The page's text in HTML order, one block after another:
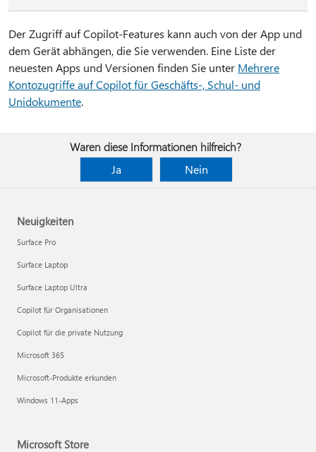
Der Zugriff auf Copilot-Features kann auch von der App und
dem Gerät abhängen, die Sie verwenden. Eine Liste der
neuesten Apps und Versionen finden Sie unter Mehrere
Kontozugriffe auf Copilot für Geschäfts-, Schul- und
Unidokumente.
Waren diese Informationen hilfreich?
Ja
Nein
Neuigkeiten
Surface Pro
Surface Laptop
Surface Laptop Ultra
Copilot für Organisationen
Copilot für die private Nutzung
Microsoft 365
Microsoft-Produkte erkunden
Windows 11-Apps
Microsoft Store